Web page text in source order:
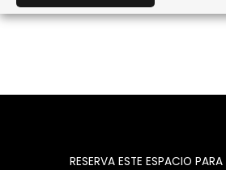
RESERVA ESTE ESPACIO